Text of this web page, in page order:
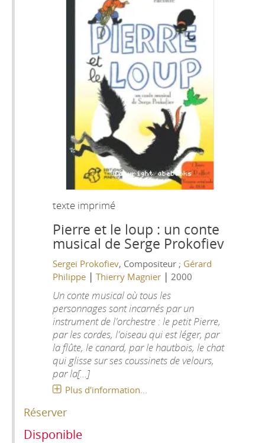
texte imprimé
Pierre et le loup : un conte
musical de Serge Prokofiev
Sergei Prokofiev, Compositeur ; Gérard
Philippe |Thierry Magnier | 2000
Un conte musical où tous les
personnages sont incarnés par un
instrument de l'orchestre : le petit Pierre,
par les cordes, l'oiseau qui est léger, par
la flûte, le canard, par le hautbois, le chat
qui glisse sur ses coussinets de velours,
par la[...]
Plus d'information...
Réserver
Disponible